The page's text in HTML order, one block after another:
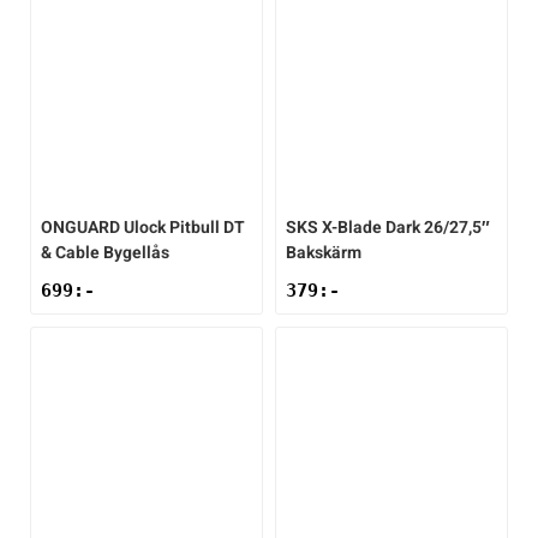
ONGUARDUlock Pitbull DT
& Cable Bygellås
699 :-
SKSX-Blade Dark 26/27,5″
Bakskärm
379 :-